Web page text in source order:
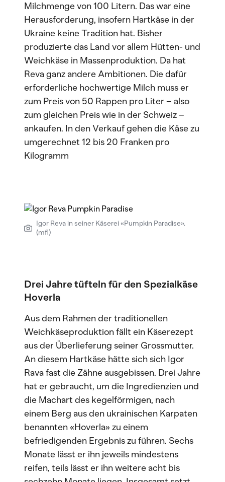
Milchmenge von 100 Litern. Das war eine
Herausforderung, insofern Hartkäse in der
Ukraine keine Tradition hat. Bisher
produzierte das Land vor allem Hütten- und
Weichkäse in Massenproduktion. Da hat
Reva ganz andere Ambitionen. Die dafür
erforderliche hochwertige Milch muss er
zum Preis von 50 Rappen pro Liter – also
zum gleichen Preis wie in der Schweiz –
ankaufen. In den Verkauf gehen die Käse zu
umgerechnet 12 bis 20 Franken pro
Kilogramm
Igor Reva in seiner Käserei «Pumpkin Paradise».
(mfl)
Drei Jahre tüfteln für den Spezialkäse
Hoverla
Aus dem Rahmen der traditionellen
Weichkäseproduktion fällt ein Käserezept
aus der Überlieferung seiner Grossmutter.
An diesem Hartkäse hätte sich sich Igor
Rava fast die Zähne ausgebissen. Drei Jahre
hat er gebraucht, um die Ingredienzien und
die Machart des kegelförmigen, nach
einem Berg aus den ukrainischen Karpaten
benannten «Hoverla» zu einem
befriedigenden Ergebnis zu führen. Sechs
Monate lässt er ihn jeweils mindestens
reifen, teils lässt er ihn weitere acht bis